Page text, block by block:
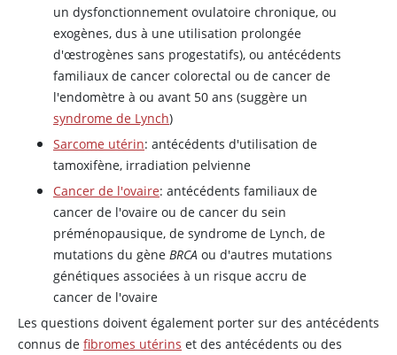
un dysfonctionnement ovulatoire chronique, ou
exogènes, dus à une utilisation prolongée
d'œstrogènes sans progestatifs), ou antécédents
familiaux de cancer colorectal ou de cancer de
l'endomètre à ou avant 50 ans (suggère un
syndrome de Lynch)
Sarcome utérin: antécédents d'utilisation de
tamoxifène, irradiation pelvienne
Cancer de l'ovaire: antécédents familiaux de
cancer de l'ovaire ou de cancer du sein
préménopausique, de syndrome de Lynch, de
mutations du gène BRCA ou d'autres mutations
génétiques associées à un risque accru de
cancer de l'ovaire
Les questions doivent également porter sur des antécédents
connus de fibromes utérins et des antécédents ou des